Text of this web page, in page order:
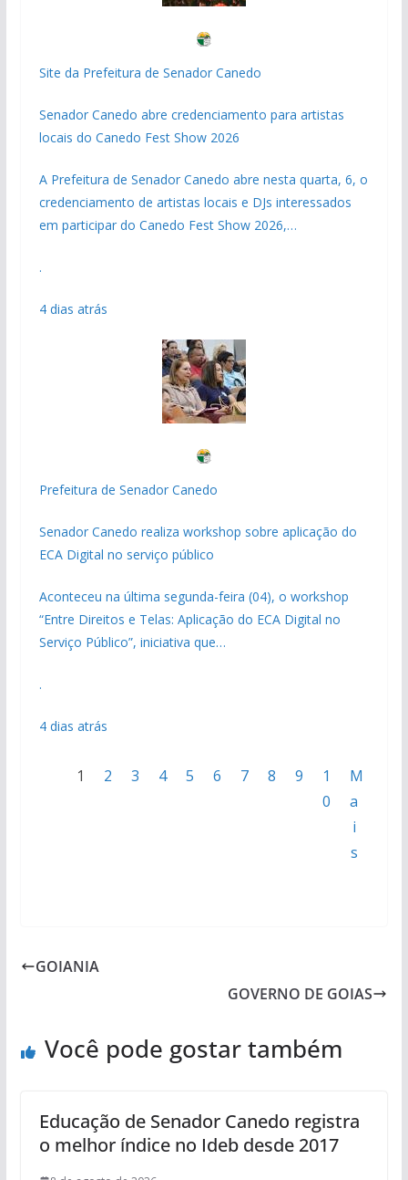
Site da Prefeitura de Senador Canedo
Senador Canedo abre credenciamento para artistas
locais do Canedo Fest Show 2026
A Prefeitura de Senador Canedo abre nesta quarta, 6, o
credenciamento de artistas locais e DJs interessados
em participar do Canedo Fest Show 2026,…
.
4 dias atrás
Prefeitura de Senador Canedo
Senador Canedo realiza workshop sobre aplicação do
ECA Digital no serviço público
Aconteceu na última segunda-feira (04), o workshop
“Entre Direitos e Telas: Aplicação do ECA Digital no
Serviço Público”, iniciativa que…
.
4 dias atrás
1 2 3 4 5 6 7 8 9
1
0
M
a
i
s
GOIANIA
GOVERNO DE GOIAS
Você pode gostar também
Educação de Senador Canedo registra
o melhor índice no Ideb desde 2017